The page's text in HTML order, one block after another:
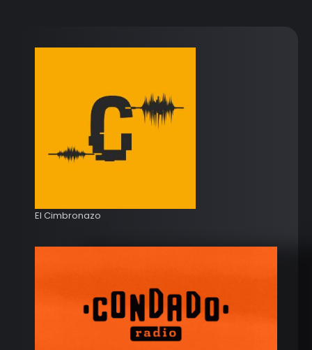
El Cimbronazo